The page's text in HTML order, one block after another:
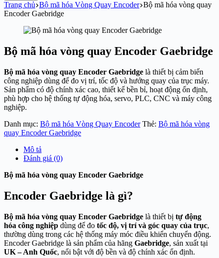
Trang chủ Bộ mã hóa Vòng Quay Encoder Bộ mã hóa vòng quay
Encoder Gaebridge
Bộ mã hóa vòng quay Encoder Gaebridge
Bộ mã hóa vòng quay Encoder Gaebridge là thiết bị cảm biến
công nghiệp dùng để đo vị trí, tốc độ và hướng quay của trục máy.
Sản phẩm có độ chính xác cao, thiết kế bền bỉ, hoạt động ổn định,
phù hợp cho hệ thống tự động hóa, servo, PLC, CNC và máy công
nghiệp.
Danh mục: Bộ mã hóa Vòng Quay Encoder Thẻ: Bộ mã hóa vòng
quay Encoder Gaebridge
Mô tả
Đánh giá (0)
Bộ mã hóa vòng quay Encoder Gaebridge
Encoder Gaebridge là gì?
Bộ mã hóa vòng quay Encoder Gaebridge là thiết bị tự động
hóa công nghiệp dùng để đo tốc độ, vị trí và góc quay của trục,
thường dùng trong các hệ thống máy móc điều khiển chuyển động.
Encoder Gaebridge là sản phẩm của hãng Gaebridge, sản xuất tại
UK – Anh Quốc, nổi bật với độ bền và độ chính xác ổn định.